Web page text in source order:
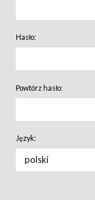
Hasło:
Powtórz hasło:
Język:
polski